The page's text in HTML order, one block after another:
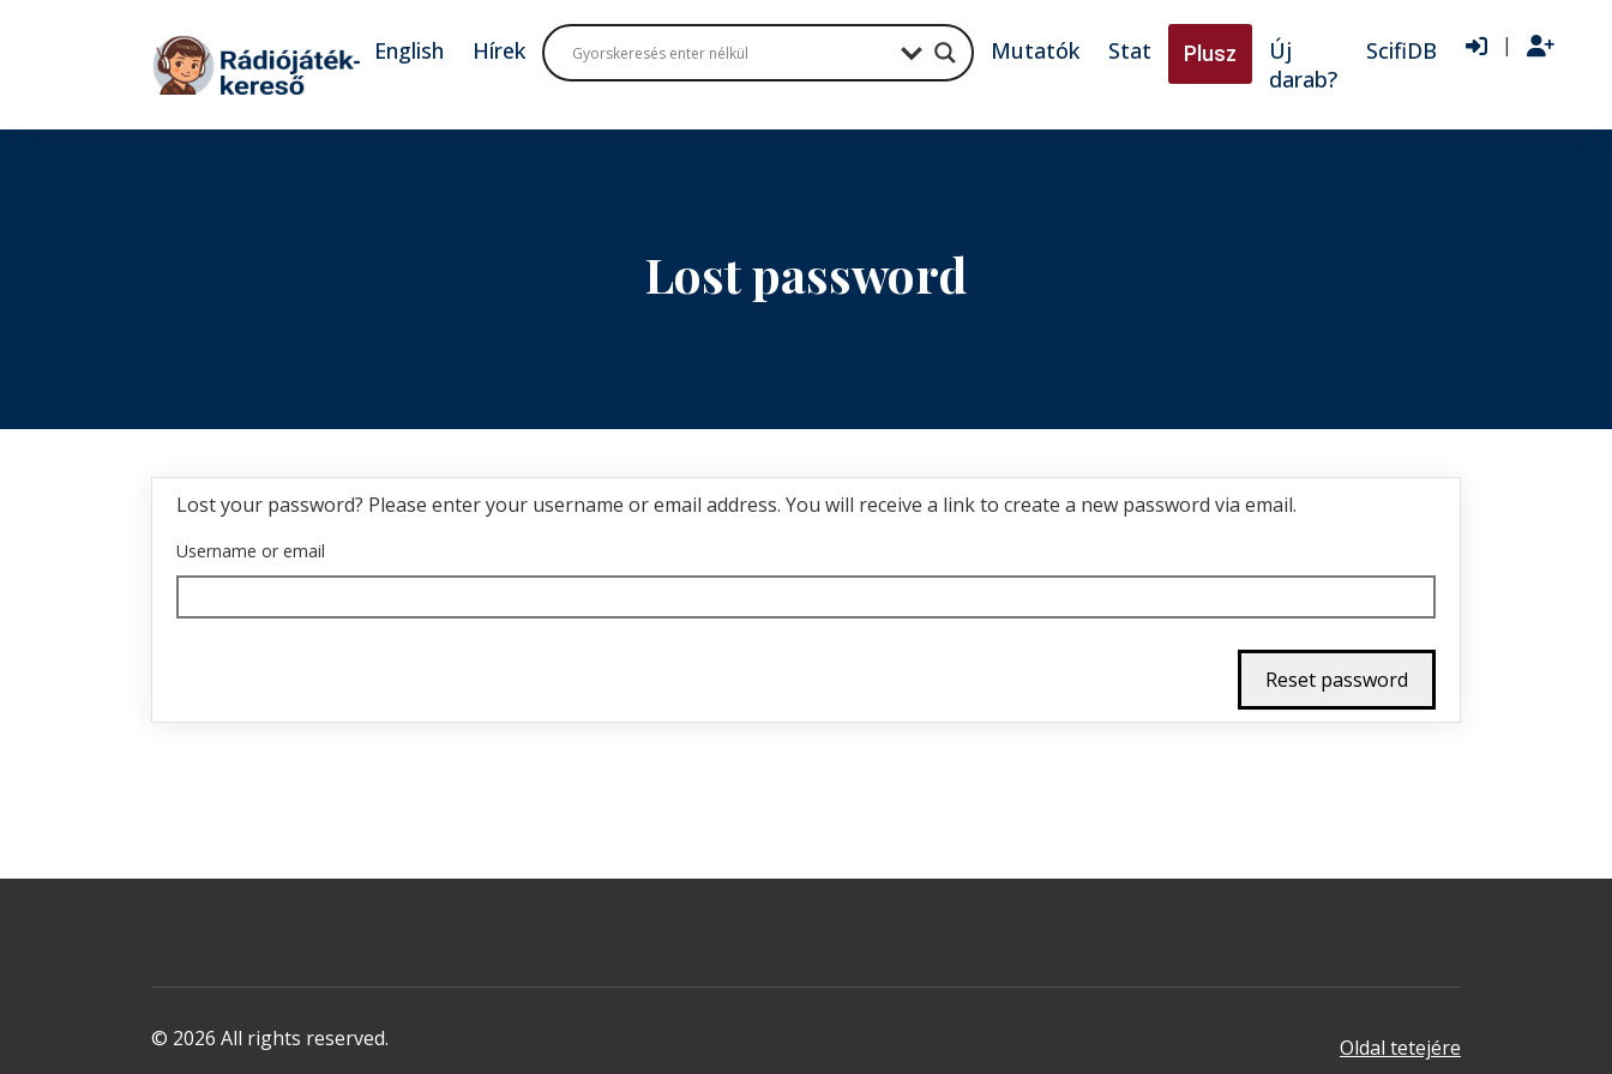
Tovább a tartalomhoz
English Hírek Mutatók Stat Plusz
Új
darab?
ScifiDB |
Lost password
Lost your password? Please enter your username or email address. You will receive a link to create a new password via email.
Username or email
© 2026 All rights reserved. Oldal tetejére